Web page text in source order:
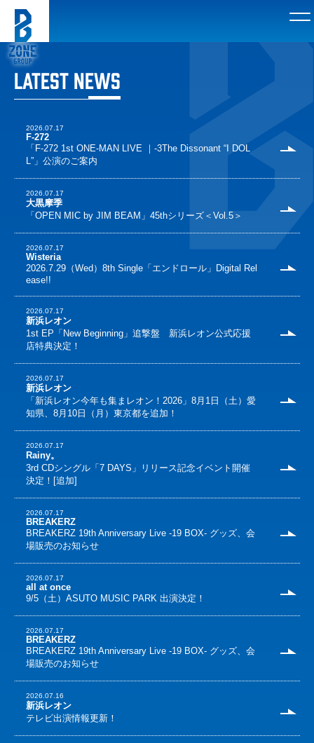
LATEST NEWS
2026.07.17
F-272
「F-272 1st ONE-MAN LIVE ｜-3The Dissonant “I DOL
L”」公演のご案内
2026.07.17
大黒摩季
「OPEN MIC by JIM BEAM」45thシリーズ＜Vol.5＞
2026.07.17
Wisteria
2026.7.29（Wed）8th Single「エンドロール」Digital Rel
ease!!
2026.07.17
新浜レオン
1st EP「New Beginning」追撃盤 新浜レオン公式応援
店特典決定！
2026.07.17
新浜レオン
「新浜レオン今年も集まレオン！2026」8月1日（土）愛
知県、8月10日（月）東京都を追加！
2026.07.17
Rainy。
3rd CDシングル「7 DAYS」リリース記念イベント開催
決定！[追加]
2026.07.17
BREAKERZ
BREAKERZ 19th Anniversary Live -19 BOX- グッズ、会
場販売のお知らせ
2026.07.17
all at once
9/5（土）ASUTO MUSIC PARK 出演決定！
2026.07.17
BREAKERZ
BREAKERZ 19th Anniversary Live -19 BOX- グッズ、会
場販売のお知らせ
2026.07.16
新浜レオン
テレビ出演情報更新！